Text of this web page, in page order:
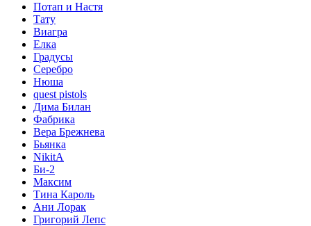
Потап и Настя
Тату
Виагра
Елка
Градусы
Серебро
Нюша
quest pistols
Дима Билан
Фабрика
Вера Брежнева
Бьянка
NikitA
Би-2
Максим
Тина Кароль
Ани Лорак
Григорий Лепс